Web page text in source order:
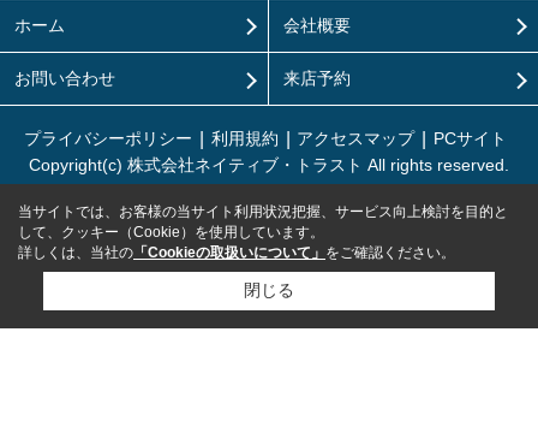
ホーム 会社概要
お問い合わせ 来店予約
プライバシーポリシー 利用規約 アクセスマップ
PCサイト
Copyright(c) 株式会社ネイティブ・トラスト All rights reserved.
当サイトでは、お客様の当サイト利用状況把握、サービス向上検討を目的と
して、クッキー（Cookie）を使用しています。
詳しくは、当社の 「Cookieの取扱いについて」 をご確認ください。
閉じる